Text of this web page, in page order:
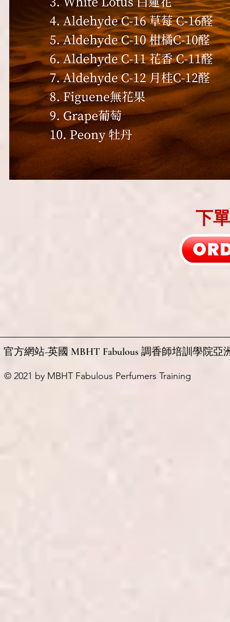
下
官方網站-英國 MBHT Fabulous 調香師培訓學院亞
© 2021 by MBHT Fabulous Perfumers Training